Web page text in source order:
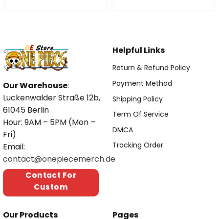
Our Warehouse:
Luckenwalder Straße 12b,
61045 Berlin
Hour: 9AM – 5PM (Mon –
Fri)
Email:
contact@onepiecemerch.de
Contact For
Custom
Helpful Links
Return & Refund Policy
Payment Method
Shipping Policy
Term Of Service
DMCA
Tracking Order
Our Products Pages